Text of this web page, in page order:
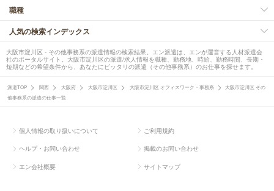
職種
人気の検索インデックス
大阪市淀川区 - その他事務系の派遣情報の検索結果。エン派遣は、エンが運営する人材派遣会
社のポータルサイト。大阪市淀川区の派遣/求人情報を職種、勤務地、時給、勤務時間、長期・
短期などの希望条件から、あなたにピッタリの派遣（その他事務系）のお仕事を探せます。
派遣TOP 関西 大阪府 大阪市淀川区 大阪市淀川区 オフィスワーク・事務系
大阪市淀川区 その
他事務系の派遣の仕事一覧
個人情報の取り扱いについて ご利用規約
ヘルプ・お問い合わせ 掲載のお問い合わせ
エン会社概要 サイトマップ